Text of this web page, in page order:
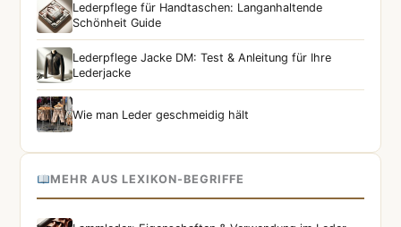
Lederpflege für Handtaschen: Langanhaltende
Schönheit Guide
Lederpflege Jacke DM: Test & Anleitung für Ihre
Lederjacke
Wie man Leder geschmeidig hält
MEHR AUS LEXIKON-BEGRIFFE